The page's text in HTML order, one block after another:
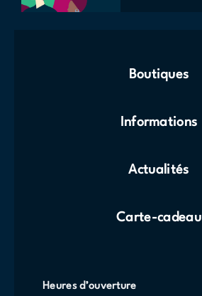
Boutiques
Informations
Actualités
Carte-cadeau
Heures d’ouverture